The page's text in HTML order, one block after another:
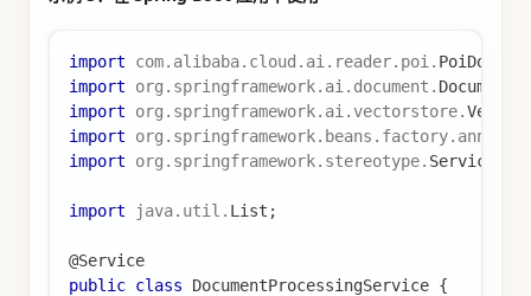
import com. alibaba. cloud . ai . reader. poi .
import
org . springframework. ai . document . Document
import
org . springframework. ai . vectorstore.
import
org . springframework. beans . factory.
import
org . springframework. stereotype. Service
import java. util . List ;
@Service
public class DocumentProcessingService {